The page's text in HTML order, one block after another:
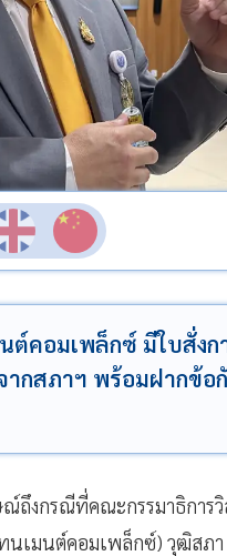
ต์คอมเพล็กซ์ มีใบสั่งก
ากสภาฯ พร้อมฝากข้อ
ณ์ถึงกรณีที่คณะกรรมาธิการ
นเมนต์คอมเพล็กซ์) วุฒิสภ